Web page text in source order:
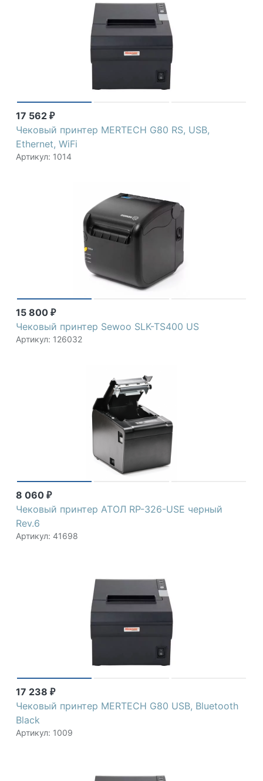
17 562 ₽
Чековый принтер MERTECH G80 RS, USB,
Ethernet, WiFi
Артикул: 1014
15 800 ₽
Чековый принтер Sewoo SLK-TS400 US
Артикул: 126032
8 060 ₽
Чековый принтер АТОЛ RP-326-USE черный
Rev.6
Артикул: 41698
17 238 ₽
Чековый принтер MERTECH G80 USB, Bluetooth
Black
Артикул: 1009